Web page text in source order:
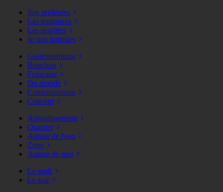
Vos préférées
Les tendances
Les insolites
Je suis touristes
Gastronomique
Bouchon
Française
Du monde
Contemporaine
Concept
Arrondissement
Quartier
Autour de lyon
Zone
Autour de moi
Le midi
Le soir